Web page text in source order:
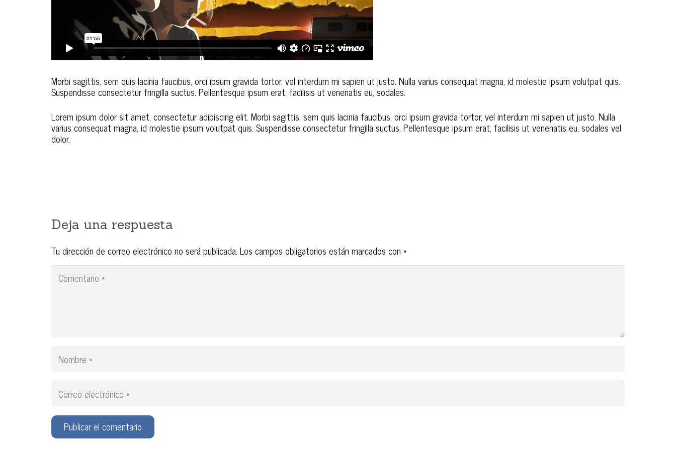
Morbi sagittis, sem quis lacinia faucibus, orci ipsum gravida tortor, vel interdum mi sapien ut justo. Nulla varius consequat magna, id molestie ipsum volutpat quis.
Suspendisse consectetur fringilla suctus. Pellentesque ipsum erat, facilisis ut venenatis eu, sodales.
Lorem ipsum dolor sit amet, consectetur adipiscing elit. Morbi sagittis, sem quis lacinia faucibus, orci ipsum gravida tortor, vel interdum mi sapien ut justo. Nulla
varius consequat magna, id molestie ipsum volutpat quis. Suspendisse consectetur fringilla suctus. Pellentesque ipsum erat, facilisis ut venenatis eu, sodales vel
dolor.
Deja una respuesta
Tu dirección de correo electrónico no será publicada. Los campos obligatorios están marcados con *
Publicar el comentario